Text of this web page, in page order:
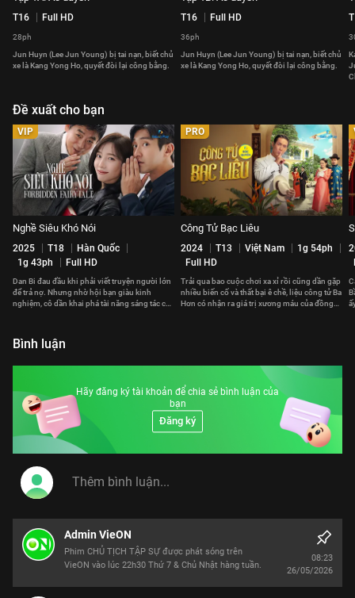
T16 Full HD
28ph
Jun Huyn (Lee Jun Young) bị tai nạn, biết chủ
xe là Kang Yong Ho, quyết đòi lại công bằng.
T16 Full HD
36ph
Jun Huyn (Lee Jun Young) bị tai nạn, biết chủ
xe là Kang Yong Ho, quyết đòi lại công bằng.
Đề xuất cho bạn
VIP
Nghề Siêu Khó Nói
2025 T18
Hàn Quốc
1g 43ph
Full HD
Dan Bi đau đầu khi phải viết truyện người lớn
để trả nợ. Nhưng nhờ hội bạn giàu kinh
nghiệm, cô dần khai phá tài năng sáng tác của
PRO
Công Tử Bạc Liêu
2024 T13 Việt Nam
1g 54ph
Full HD
Trải qua bao cuộc chơi xa xỉ rồi cũng dần gặp
nhiều biến cố và thất bại ê chề, liệu công tử Ba
Hơn có nhận ra giá trị xương máu của đồng
Bình luận
Hãy đăng ký tài khoản để chia sẻ bình luận của
bạn
Đăng ký
Admin VieON
Phim CHỦ TỊCH TẬP SỰ được phát sóng trên
VieON vào lúc 22h30 Thứ 7 & Chủ Nhật hàng tuần.
08:23
26/05/2026